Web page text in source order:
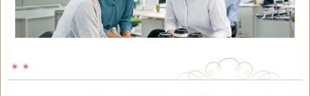
＊＊